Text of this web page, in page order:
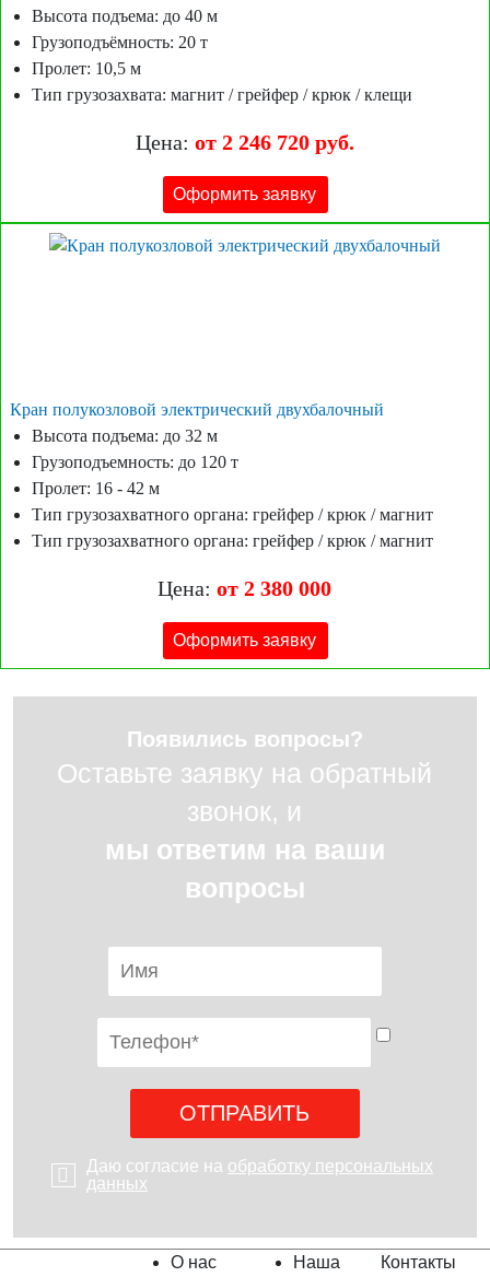
Высота подъема: до 40 м
Грузоподъёмность: 20 т
Пролет: 10,5 м
Тип грузозахвата: магнит / грейфер / крюк / клещи
Цена: от 2 246 720 руб.
Оформить заявку
Кран полукозловой электрический двухбалочный
Высота подъема: до 32 м
Грузоподъемность: до 120 т
Пролет: 16 - 42 м
Тип грузозахватного органа: грейфер / крюк / магнит
Тип грузозахватного органа: грейфер / крюк / магнит
Цена:от 2 380 000
Оформить заявку
Появились вопросы?
Оставьте заявку на обратный
звонок, и
мы ответим на ваши
вопросы
Даю согласие на обработку персональных
данных
О нас
Наша
Контакты